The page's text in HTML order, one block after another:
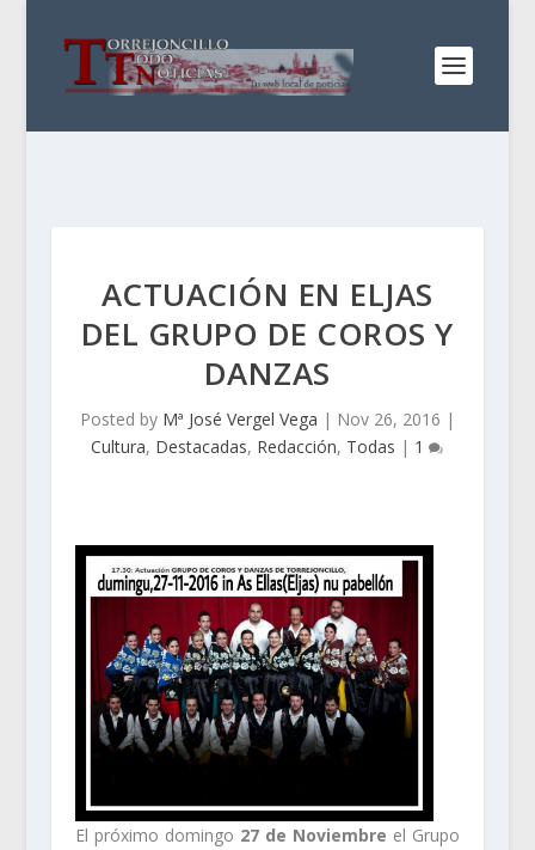
ACTUACIÓN EN ELJAS
DEL GRUPO DE COROS Y
DANZAS
Posted by Mª José Vergel Vega | Nov 26, 2016 |
Cultura, Destacadas, Redacción, Todas | 1
El próximo domingo 27 de Noviembre el Grupo